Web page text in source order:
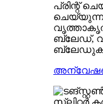
പ്രിന്റ്
ബ്ലേഡ്,